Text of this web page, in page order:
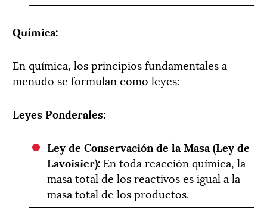
Química:
En química, los principios fundamentales a
menudo se formulan como leyes:
Leyes Ponderales:
Ley de Conservación de la Masa (Ley de
Lavoisier): En toda reacción química, la
masa total de los reactivos es igual a la
masa total de los productos.